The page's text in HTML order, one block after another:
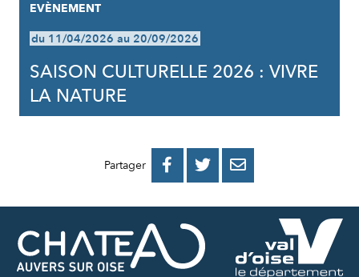
EVÈNEMENT
du 11/04/2026 au 20/09/2026
SAISON CULTURELLE 2026 : VIVRE
LA NATURE
Partager 
PARTAGER
FACEBOOK
PARTAGER
PARTAGER
MAIL